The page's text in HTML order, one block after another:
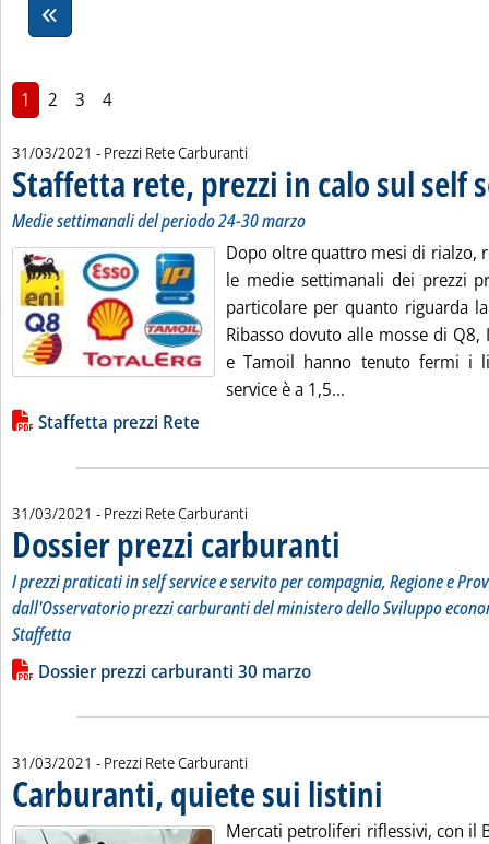
1 2 3 4
31/03/2021 - Prezzi Rete Carburanti
Staffetta rete, prezzi in calo sul self
Medie settimanali del periodo 24-30 marzo
Dopo oltre quattro mesi di rialzo,
le medie settimanali dei prezzi
particolare per quanto riguarda
Ribasso dovuto alle mosse di Q8,
e Tamoil hanno tenuto fermi i
service è a 1,5...
Lista allegati PDF alla notizia
Staffetta prezzi Rete
31/03/2021 - Prezzi Rete Carburanti
Dossier prezzi carburanti
I prezzi praticati in self service e servito per compagnia, Regione e
dall'Osservatorio prezzi carburanti del ministero dello Sviluppo
Staffetta
Leggi tutta la notizia: 'Dossier prezzi carburanti'
Lista allegati PDF alla notizia
Dossier prezzi carburanti 30 marzo
31/03/2021 - Prezzi Rete Carburanti
Carburanti, quiete sui listini
Mercati petroliferi riflessivi, con il